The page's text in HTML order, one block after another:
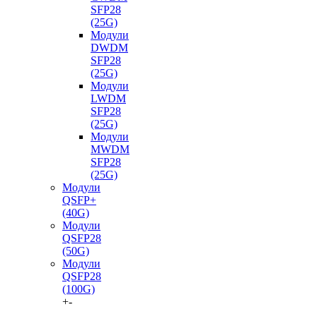
SFP28
(25G)
Модули
DWDM
SFP28
(25G)
Модули
LWDM
SFP28
(25G)
Модули
MWDM
SFP28
(25G)
Модули
QSFP+
(40G)
Модули
QSFP28
(50G)
Модули
QSFP28
(100G)
+-